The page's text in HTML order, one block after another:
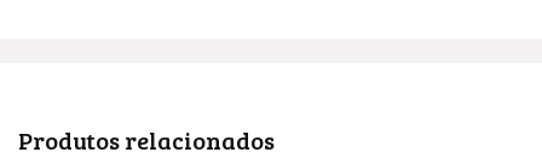
Produtos relacionados